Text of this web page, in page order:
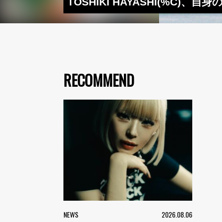
RECOMMEND
NEWS 2026.08.06